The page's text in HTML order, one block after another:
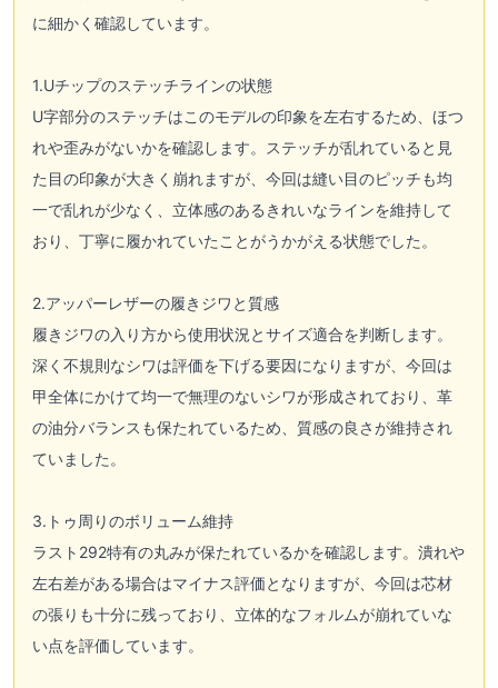
に細かく確認しています。
1.Uチップのステッチラインの状態
U字部分のステッチはこのモデルの印象を左右するため、ほつ
れや歪みがないかを確認します。ステッチが乱れていると見
た目の印象が大きく崩れますが、今回は縫い目のピッチも均
一で乱れが少なく、立体感のあるきれいなラインを維持して
おり、丁寧に履かれていたことがうかがえる状態でした。
2.アッパーレザーの履きジワと質感
履きジワの入り方から使用状況とサイズ適合を判断します。
深く不規則なシワは評価を下げる要因になりますが、今回は
甲全体にかけて均一で無理のないシワが形成されており、革
の油分バランスも保たれているため、質感の良さが維持され
ていました。
3.トゥ周りのボリューム維持
ラスト292特有の丸みが保たれているかを確認します。潰れや
左右差がある場合はマイナス評価となりますが、今回は芯材
の張りも十分に残っており、立体的なフォルムが崩れていな
い点を評価しています。